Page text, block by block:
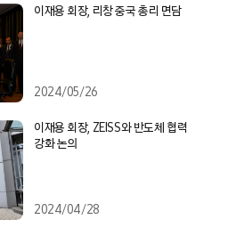
이재용 회장, 리창 중국 총리 면담
2024/05/26
이재용 회장, ZEISS와 반도체 협력
강화 논의
2024/04/28